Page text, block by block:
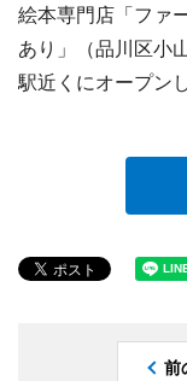
絵本専門店「ファ
あり」（品川区小
駅近くにオープン
前